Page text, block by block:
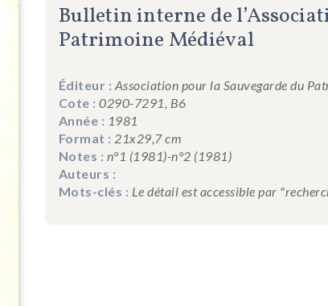
Bulletin interne de
Patrimoine Médiéval
Éditeur : Association pour la Sauvegarde du
Cote : 0290-7291, B6
Année : 1981
Format : 21x29,7 cm
Notes : n°1 (1981)-n°2 (1981)
Auteurs :
Mots-clés : Le détail est accessible par